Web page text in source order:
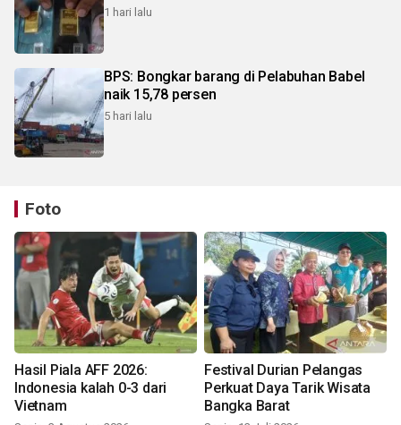
1 hari lalu
BPS: Bongkar barang di Pelabuhan Babel
naik 15,78 persen
5 hari lalu
Foto
Hasil Piala AFF 2026:
Indonesia kalah 0-3 dari
Vietnam
Festival Durian Pelangas
Perkuat Daya Tarik Wisata
Bangka Barat